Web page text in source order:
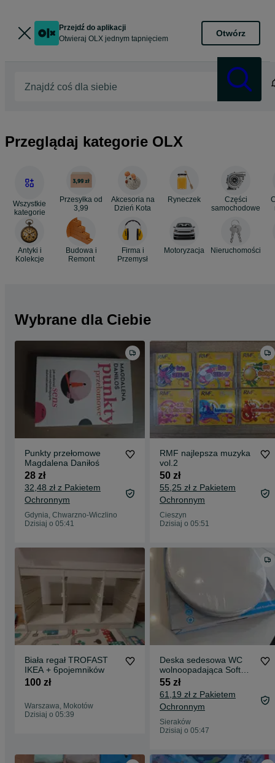
Przejdź do aplikacji
Otwieraj OLX jednym tapnięciem
Otwórz
Znajdź coś dla siebie
Przeglądaj kategorie OLX
Wszystkie
kategorie
Przesyłka od
3,99
Akcesoria na
Dzień Kota
Ryneczek
Części
samochodowe
Antyki i
Kolekcje
Budowa i
Remont
Firma i
Przemysł
Motoryzacja Nieruchomości
Wybrane dla Ciebie
Punkty przełomowe
Magdalena Daniłoś
28 zł
32,48 zł z Pakietem
Ochronnym
Gdynia, Chwarzno-Wiczlino
Dzisiaj o 05:41
RMF najlepsza muzyka
vol.2
50 zł
55,25 zł z Pakietem
Ochronnym
Cieszyn
Dzisiaj o 05:51
Biała regał TROFAST
IKEA + 6pojemników
100 zł
Warszawa, Mokotów
Dzisiaj o 05:39
Deska sedesowa WC
wolnoopadająca Soft
Close Quick Release
uniwersalna 175 kg
55 zł
61,19 zł z Pakietem
Ochronnym
Sieraków
Dzisiaj o 05:47